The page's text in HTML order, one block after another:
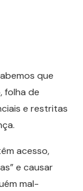
que
folha de
e restritas
acesso,
e causar
mal-